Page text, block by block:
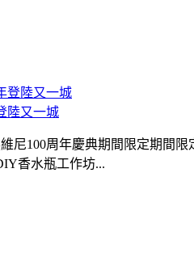
陸又一城
尼100周年慶典期間限定期間
香水瓶工作坊...